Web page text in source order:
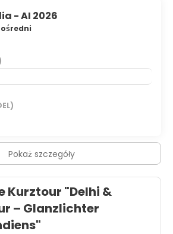
- AI 2026
Pokaż szczegóły
Kurztour "Delhi &
– Glanzlichter